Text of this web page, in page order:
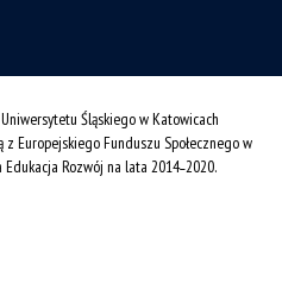
Śląskiego w Katowicach
Europejskiego Funduszu Społecznego w
Rozwój na lata 2014˗2020.